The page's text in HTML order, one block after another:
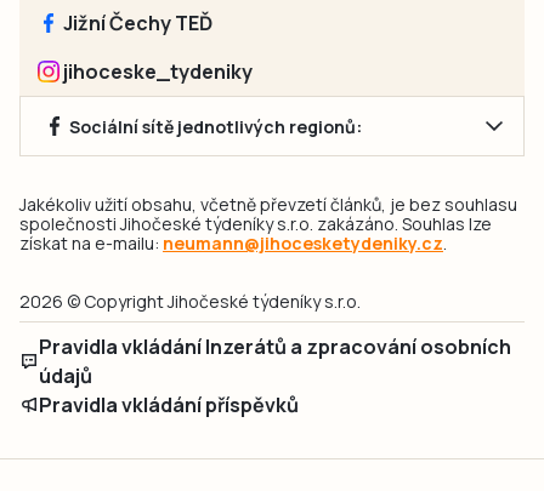
Jižní Čechy TEĎ
jihoceske_tydeniky
Sociální sítě jednotlivých regionů:
Jakékoliv užití obsahu, včetně převzetí článků, je bez souhlasu
společnosti Jihočeské týdeníky s.r.o. zakázáno. Souhlas lze
získat na e-mailu: neumann@jihocesketydeniky.cz.
2026 © Copyright Jihočeské týdeníky s.r.o.
Pravidla vkládání Inzerátů a zpracování osobních
údajů
Pravidla vkládání příspěvků